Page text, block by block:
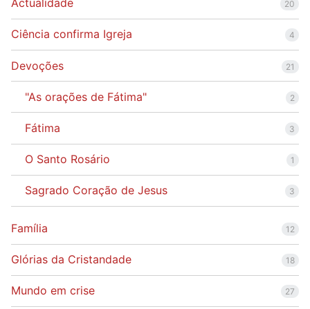
Actualidade 20
Ciência confirma Igreja 4
Devoções 21
"As orações de Fátima" 2
Fátima 3
O Santo Rosário 1
Sagrado Coração de Jesus 3
Família 12
Glórias da Cristandade 18
Mundo em crise 27